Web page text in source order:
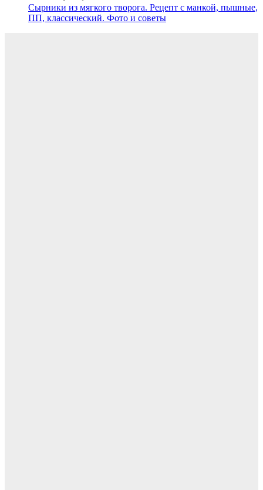
Сырники из мягкого творога. Рецепт с манкой, пышные,
ПП, классический. Фото и советы